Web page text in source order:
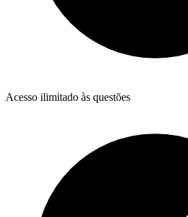
Acesso ilimitado às questões